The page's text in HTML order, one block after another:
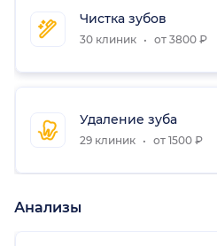
Чистка зубов
30 клиник от 3800 ₽
Удаление зуба
29 клиник от 1500 ₽
Анализы